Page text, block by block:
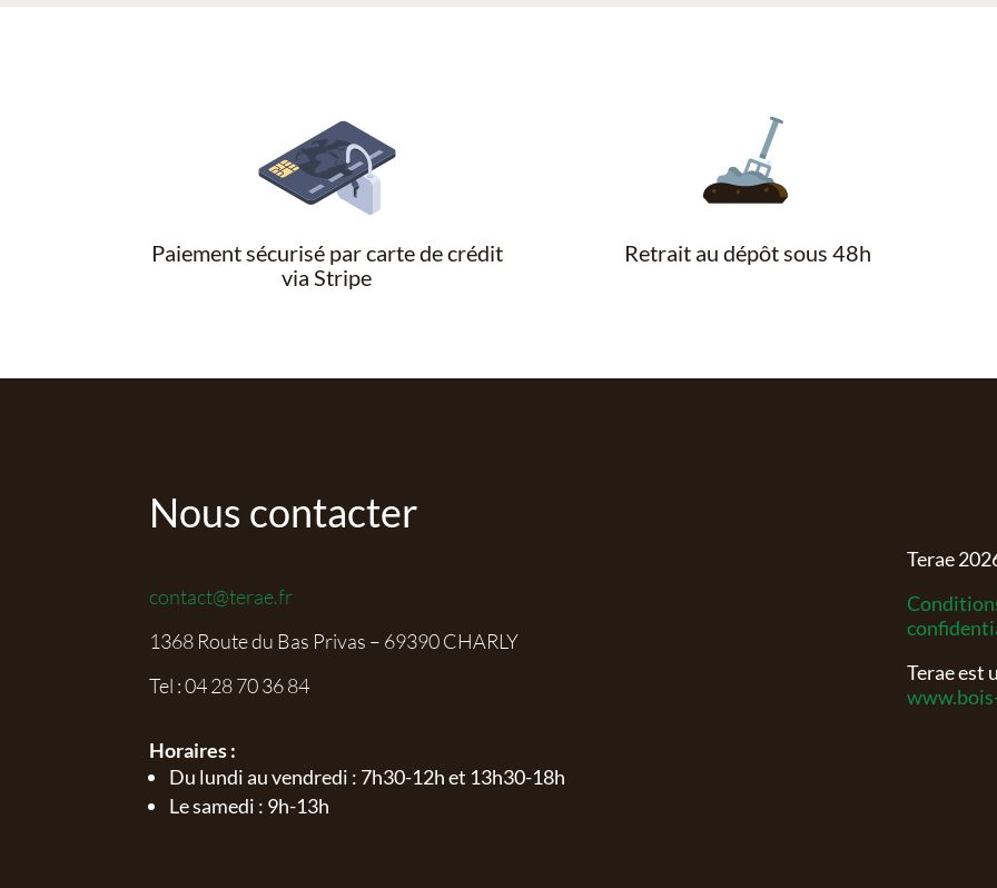
Paiement sécurisé par carte de crédit
via Stripe
Retrait au dépôt sous 48h
Nous contacter
contact@terae.fr
1368 Route du Bas Privas – 69390 CHARLY
Tel :04 28 70 36 84
Horaires :
Du lundi au vendredi : 7h30-12h et 13h30-18h
Le samedi : 9h-13h
Terae
Terae est